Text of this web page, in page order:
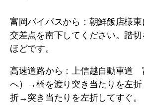
富岡バイパスから：朝鮮飯店様東
交差点を南下してください。踏
ほどです。
高速道路から：上信越自動車道
へ）→橋を渡り突き当たりを左
折→突き当たりを左折してすぐ。